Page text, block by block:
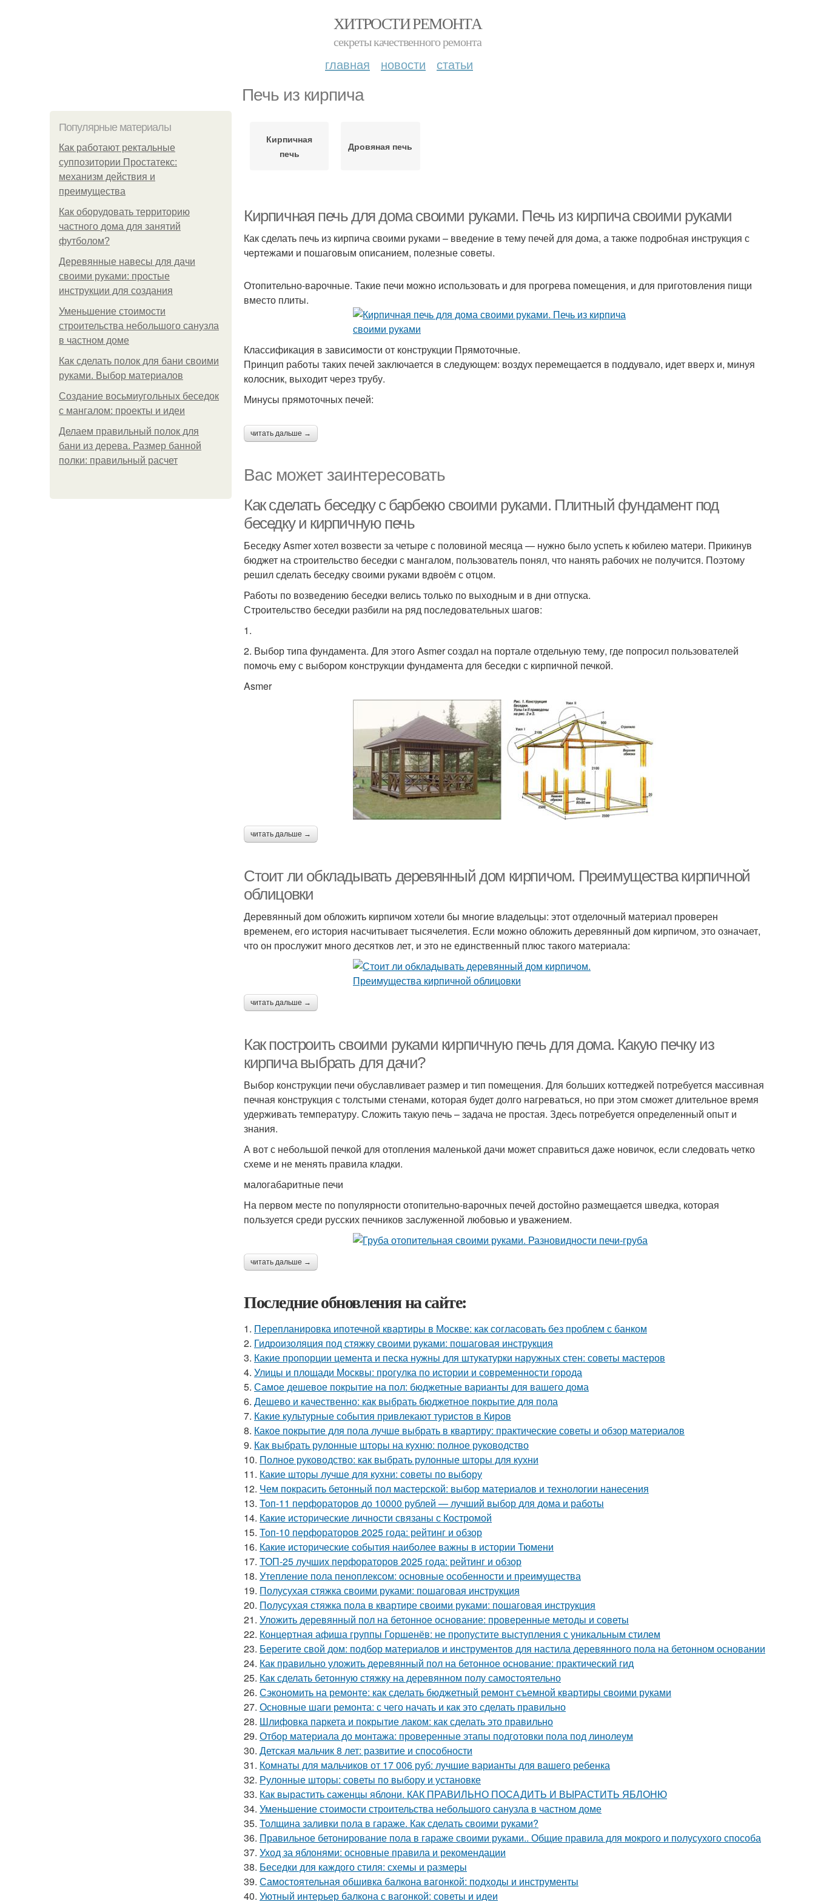
ХИТРОСТИ РЕМОНТА
секреты качественного ремонта
главная новости статьи
Печь из кирпича
Популярные материалы
Как работают ректальные
суппозитории Простатекс:
механизм действия и
преимущества
Как оборудовать территорию
частного дома для занятий
футболом?
Деревянные навесы для дачи
своими руками: простые
инструкции для создания
Уменьшение стоимости
строительства небольшого санузла
в частном доме
Как сделать полок для бани своими
руками. Выбор материалов
Создание восьмиугольных беседок
с мангалом: проекты и идеи
Делаем правильный полок для
бани из дерева. Размер банной
полки: правильный расчет
Кирпичная
печь
Дровяная печь
Кирпичная печь для дома своими руками. Печь из кирпича своими руками
Как сделать печь из кирпича своими руками – введение в тему печей для дома, а также подробная инструкция с
чертежами и пошаговым описанием, полезные советы.
Отопительно-варочные. Такие печи можно использовать и для прогрева помещения, и для приготовления пищи
вместо плиты.
Классификация в зависимости от конструкции Прямоточные.
Принцип работы таких печей заключается в следующем: воздух перемещается в поддувало, идет вверх и, минуя
колосник, выходит через трубу.
Минусы прямоточных печей:
читать дальше →
Вас может заинтересовать
Как сделать беседку с барбекю своими руками. Плитный фундамент под
беседку и кирпичную печь
Беседку Asmer хотел возвести за четыре с половиной месяца — нужно было успеть к юбилею матери. Прикинув
бюджет на строительство беседки с мангалом, пользователь понял, что нанять рабочих не получится. Поэтому
решил сделать беседку своими руками вдвоём с отцом.
Работы по возведению беседки велись только по выходным и в дни отпуска.
Строительство беседки разбили на ряд последовательных шагов:
1.
2. Выбор типа фундамента. Для этого Asmer создал на портале отдельную тему, где попросил пользователей
помочь ему с выбором конструкции фундамента для беседки с кирпичной печкой.
Asmer
читать дальше →
Стоит ли обкладывать деревянный дом кирпичом. Преимущества кирпичной
облицовки
Деревянный дом обложить кирпичом хотели бы многие владельцы: этот отделочный материал проверен
временем, его история насчитывает тысячелетия. Если можно обложить деревянный дом кирпичом, это означает,
что он прослужит много десятков лет, и это не единственный плюс такого материала:
читать дальше →
Как построить своими руками кирпичную печь для дома. Какую печку из
кирпича выбрать для дачи?
Выбор конструкции печи обуславливает размер и тип помещения. Для больших коттеджей потребуется массивная
печная конструкция с толстыми стенами, которая будет долго нагреваться, но при этом сможет длительное время
удерживать температуру. Сложить такую печь – задача не простая. Здесь потребуется определенный опыт и
знания.
А вот с небольшой печкой для отопления маленькой дачи может справиться даже новичок, если следовать четко
схеме и не менять правила кладки.
малогабаритные печи
На первом месте по популярности отопительно-варочных печей достойно размещается шведка, которая
пользуется среди русских печников заслуженной любовью и уважением.
читать дальше →
Последние обновления на сайте:
1. Перепланировка ипотечной квартиры в Москве: как согласовать без проблем с банком
2. Гидроизоляция под стяжку своими руками: пошаговая инструкция
3. Какие пропорции цемента и песка нужны для штукатурки наружных стен: советы мастеров
4. Улицы и площади Москвы: прогулка по истории и современности города
5. Самое дешевое покрытие на пол: бюджетные варианты для вашего дома
6. Дешево и качественно: как выбрать бюджетное покрытие для пола
7. Какие культурные события привлекают туристов в Киров
8. Какое покрытие для пола лучше выбрать в квартиру: практические советы и обзор материалов
9. Как выбрать рулонные шторы на кухню: полное руководство
10. Полное руководство: как выбрать рулонные шторы для кухни
11. Какие шторы лучше для кухни: советы по выбору
12. Чем покрасить бетонный пол мастерской: выбор материалов и технологии нанесения
13. Топ-11 перфораторов до 10000 рублей — лучший выбор для дома и работы
14. Какие исторические личности связаны с Костромой
15. Топ-10 перфораторов 2025 года: рейтинг и обзор
16. Какие исторические события наиболее важны в истории Тюмени
17. ТОП-25 лучших перфораторов 2025 года: рейтинг и обзор
18. Утепление пола пеноплексом: основные особенности и преимущества
19. Полусухая стяжка своими руками: пошаговая инструкция
20. Полусухая стяжка пола в квартире своими руками: пошаговая инструкция
21. Уложить деревянный пол на бетонное основание: проверенные методы и советы
22. Концертная афиша группы Горшенёв: не пропустите выступления с уникальным стилем
23. Берегите свой дом: подбор материалов и инструментов для настила деревянного пола на бетонном основании
24. Как правильно уложить деревянный пол на бетонное основание: практический гид
25. Как сделать бетонную стяжку на деревянном полу самостоятельно
26. Сэкономить на ремонте: как сделать бюджетный ремонт съемной квартиры своими руками
27. Основные шаги ремонта: с чего начать и как это сделать правильно
28. Шлифовка паркета и покрытие лаком: как сделать это правильно
29. Отбор материала до монтажа: проверенные этапы подготовки пола под линолеум
30. Детская мальчик 8 лет: развитие и способности
31. Комнаты для мальчиков от 17 006 руб: лучшие варианты для вашего ребенка
32. Рулонные шторы: советы по выбору и установке
33. Как вырастить саженцы яблони. КАК ПРАВИЛЬНО ПОСАДИТЬ И ВЫРАСТИТЬ ЯБЛОНЮ
34. Уменьшение стоимости строительства небольшого санузла в частном доме
35. Толщина заливки пола в гараже. Как сделать своими руками?
36. Правильное бетонирование пола в гараже своими руками.. Общие правила для мокрого и полусухого способа
37. Уход за яблонями: основные правила и рекомендации
38. Беседки для каждого стиля: схемы и размеры
39. Самостоятельная обшивка балкона вагонкой: подходы и инструменты
40. Уютный интерьер балкона с вагонкой: советы и идеи